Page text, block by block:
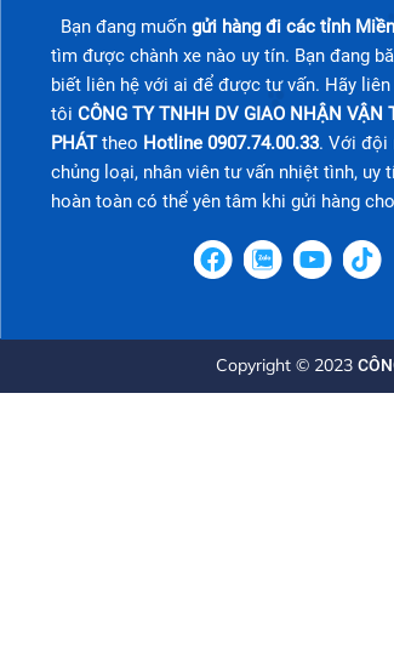
Bạn đang muốn gửi hàng đi các tỉnh
tìm được chành xe nào uy tín. Bạn đang
biết liên hệ với ai để được tư vấn. Hãy
tôi CÔNG TY TNHH DV GIAO NHẬN VẬN
PHÁTtheo Hotline 0907.74.00.33. Với đội
chủng loại, nhân viên tư vấn nhiệt tình, uy
hoàn toàn có thể yên tâm khi gửi hàng
Copyright © 2023